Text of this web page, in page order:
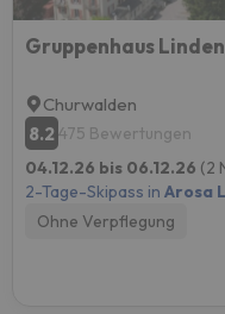
Gruppenhaus
Churwalden
8.2 475 Bewertungen
04.12.26 bis 06.12.26 (2
2-Tage-Skipass in Arosa
Ohne Verpflegung